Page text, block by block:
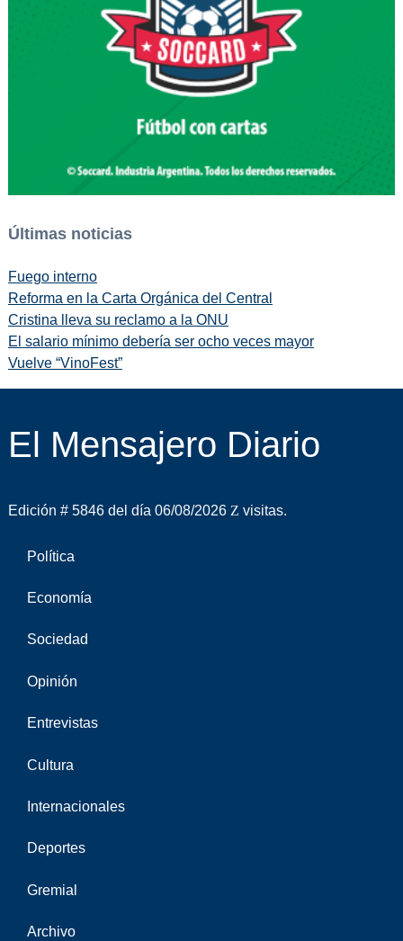
Últimas noticias
Fuego interno
Reforma en la Carta Orgánica del Central
Cristina lleva su reclamo a la ONU
El salario mínimo debería ser ocho veces mayor
Vuelve “VinoFest”
El Mensajero Diario
Edición # 5846 del día 06/08/2026 visitas.
Política
Economía
Sociedad
Opinión
Entrevistas
Cultura
Internacionales
Deportes
Gremial
Archivo